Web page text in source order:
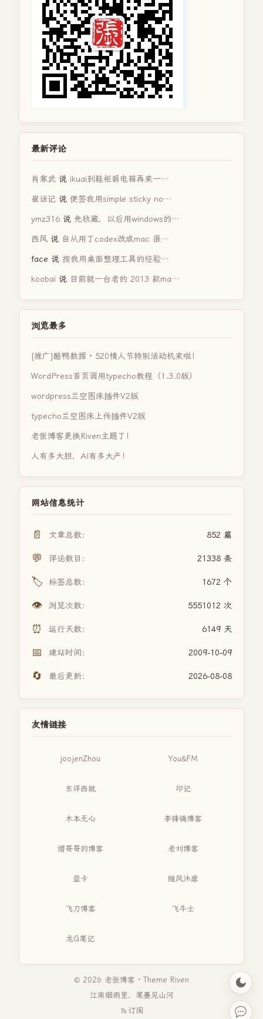
最新评论
肖寒武 说 ikuai到鞋柜弱电箱再来一…
崔话记 说 便签我用simple sticky no…
ymz316 说 先收藏，以后用windows的…
西风 说 自从用了codex改成mac 很…
face 说 按我用桌面整理工具的经验…
koobai 说 目前就一台老的 2013 款ma…
浏览最多
[推广]酷鸭数据 · 520情人节特别活动机来啦！
WordPress首页调用typecho教程（1.3.0版）
wordpress兰空图床插件V2版
typecho兰空图床上传插件V2版
老张博客更换Riven主题了！
人有多大胆，AI有多大产！
网站信息统计
📄 文章总数： 852 篇
💬 评论数目： 21338 条
🏷️ 标签总数： 1672 个
👁️ 浏览次数： 5551012 次
⏰ 运行天数： 6149 天
📅 建站时间： 2009-10-09
🔄 最后更新： 2026-08-08
友情链接
joojenZhou You&FM
东评西就 印记
木本无心 李锋镝博客
缙哥哥的博客 老刘博客
蓝卡 随风沐虐
飞刀博客 飞牛士
龙G笔记
© 2026 老张博客 · Theme Riven
江南烟雨里，笔墨见山河
订阅